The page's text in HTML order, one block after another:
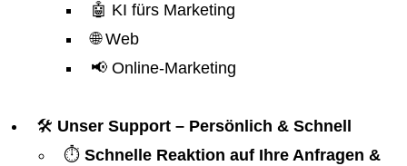
🤖 KI fürs Marketing
🌐 Web
📢 Online-Marketing
🛠️ Unser Support – Persönlich & Schnell
⏱️ Schnelle Reaktion auf Ihre Anfragen &